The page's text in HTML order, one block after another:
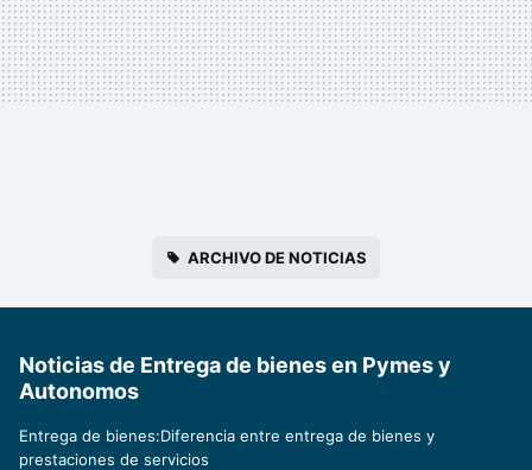
ARCHIVO DE NOTICIAS
Noticias de Entrega de bienes en Pymes y
Autonomos
Entrega de bienes:Diferencia entre entrega de bienes y
prestaciones de servicios